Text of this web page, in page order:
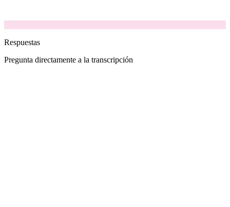
Respuestas
Pregunta directamente a la transcripción